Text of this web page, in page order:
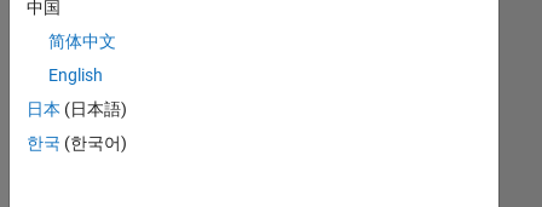
können,
die
Ihren
entsprechen,
werden
中国
简体中文
English
日本 (日本語)
한국 (한국어)